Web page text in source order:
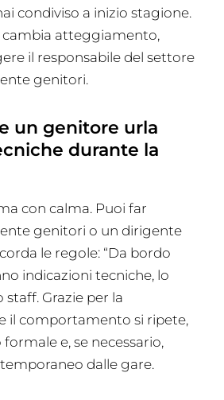
condiviso a inizio stagione.
cambia atteggiamento,
il responsabile del settore
genitori.
un genitore urla
durante la
con calma. Puoi far
genitori o un dirigente
le regole: “Da bordo
indicazioni tecniche, lo
Grazie per la
il comportamento si ripete,
e, se necessario,
dalle gare.